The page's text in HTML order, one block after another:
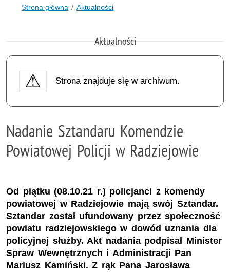
Strona główna Aktualności
Aktualności
Strona znajduje się w archiwum.
Nadanie Sztandaru Komendzie
Powiatowej Policji w Radziejowie
Od piątku (08.10.21 r.) policjanci z komendy
powiatowej w Radziejowie mają swój Sztandar.
Sztandar został ufundowany przez społeczność
powiatu radziejowskiego w dowód uznania dla
policyjnej służby. Akt nadania podpisał Minister
Spraw Wewnętrznych i Administracji Pan
Mariusz Kamiński. Z rąk Pana Jarosława